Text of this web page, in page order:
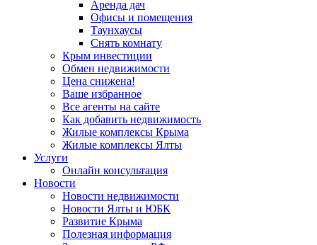
Аренда дач
Офисы и помещения
Таунхаусы
Снять комнату
Крым инвестиции
Обмен недвижимости
Цена снижена!
Ваше избранное
Все агенты на сайте
Как добавить недвижимость
Жилые комплексы Крыма
Жилые комплексы Ялты
Услуги
Онлайн консультация
Новости
Новости недвижимости
Новости Ялты и ЮБК
Развитие Крыма
Полезная информация